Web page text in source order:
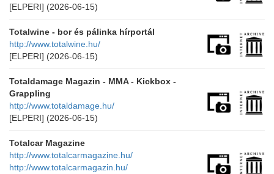
[ELPERI] (2026-06-15)
Totalwine - bor és pálinka hírportál
http://www.totalwine.hu/
[ELPERI] (2026-06-15)
Totaldamage Magazin - MMA - Kickbox -
Grappling
http://www.totaldamage.hu/
[ELPERI] (2026-06-15)
Totalcar Magazine
http://www.totalcarmagazine.hu/
http://www.totalcarmagazin.hu/